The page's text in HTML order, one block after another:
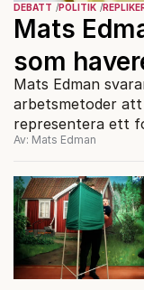
DEBATT POLITIK
Mats
som
Mats Edman
arbetsmetoder
representera ett
Av: Mats Edman